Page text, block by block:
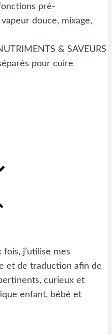
pré-
douce, mixage,
& SAVEURS
pour cuire
j’utilise mes
et de traduction afin de
curieux et
enfant, bébé et